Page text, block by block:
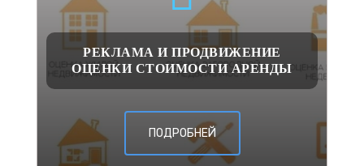
РЕКЛАМА И ПРОДВИЖЕНИЕ
ОЦЕНКИ СТОИМОСТИ АРЕНДЫ
ПОДРОБНЕЙ